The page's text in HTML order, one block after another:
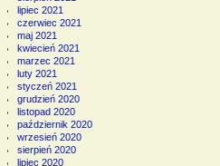
lipiec 2021
czerwiec 2021
maj 2021
kwiecień 2021
marzec 2021
luty 2021
styczeń 2021
grudzień 2020
listopad 2020
październik 2020
wrzesień 2020
sierpień 2020
lipiec 2020